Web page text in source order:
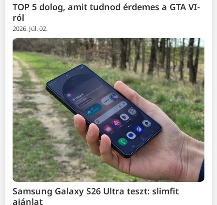
TOP 5 dolog, amit tudnod érdemes a GTA VI-
ról
2026. Júl. 02.
Samsung Galaxy S26 Ultra teszt: slimfit
ajánlat